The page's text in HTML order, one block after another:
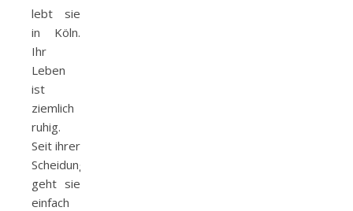
lebt sie
in Köln.
Ihr
Leben
ist
ziemlich
ruhig.
Seit ihrer
Scheidung
geht sie
einfach